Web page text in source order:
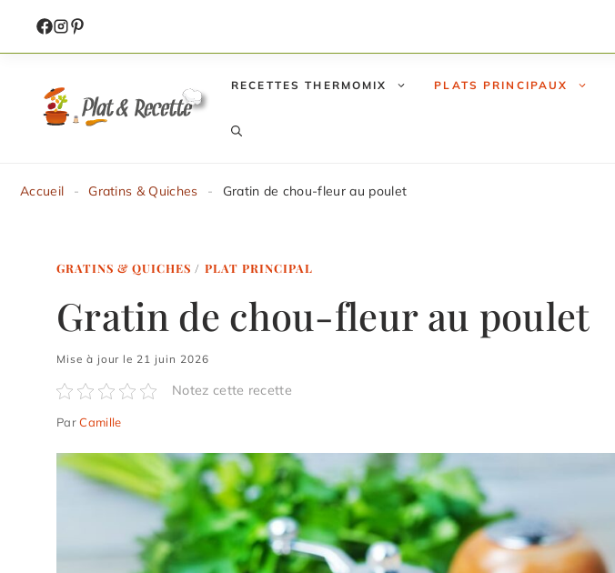
contenu
RECETTES THERMOMIX PLATS PRINCIPAUX
Accueil - Gratins & Quiches - Gratin de chou-fleur au poulet
GRATINS & QUICHES / PLAT PRINCIPAL
Gratin de chou-fleur au poulet
Mise à jour le 21 juin 2026
Notez cette recette
ParCamille